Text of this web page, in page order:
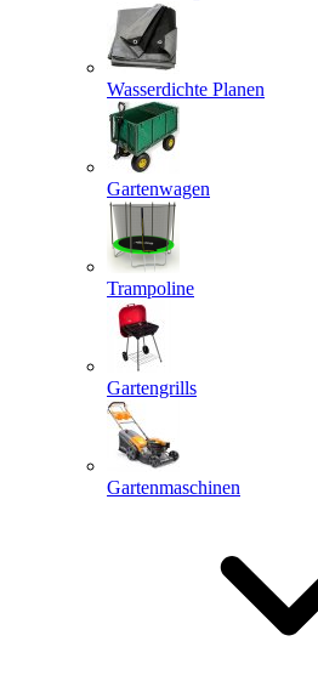
Wasserdichte Planen
Gartenwagen
Trampoline
Gartengrills
Gartenmaschinen